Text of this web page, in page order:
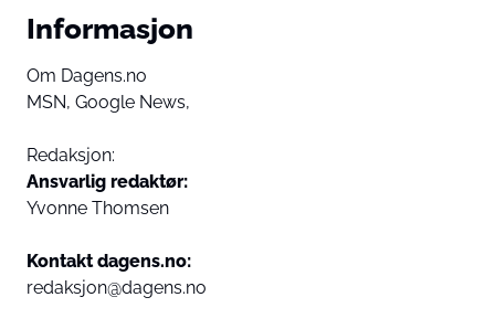
Informasjon
Om Dagens.no
MSN, Google News,
Redaksjon:
Ansvarlig redaktør:
Yvonne Thomsen
Kontakt dagens.no:
redaksjon@dagens.no